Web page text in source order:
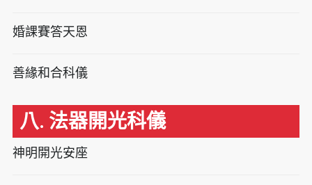
婚課賽答天恩
善緣和合科儀
八. 法器開光科儀
神明開光安座